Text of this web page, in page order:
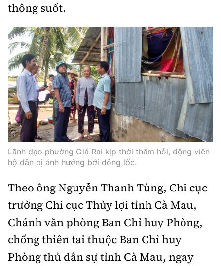
thông suốt.
Lãnh đạo phường Giá Rai kịp thời thăm hỏi, động viên
hộ dân bị ảnh hưởng bởi dông lốc.
Theo ông Nguyễn Thanh Tùng, Chi cục
trưởng Chi cục Thủy lợi tỉnh Cà Mau,
Chánh văn phòng Ban Chỉ huy Phòng,
chống thiên tai thuộc Ban Chỉ huy
Phòng thủ dân sự tỉnh Cà Mau, ngay